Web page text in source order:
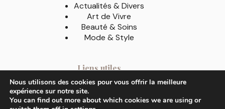
Actualités & Divers
Art de Vivre
Beauté & Soins
Mode & Style
Liens utiles
A Propos
Contact
Nous utilisons des cookies pour vous offrir la meilleure
expérience sur notre site.
You can find out more about which cookies we are using or